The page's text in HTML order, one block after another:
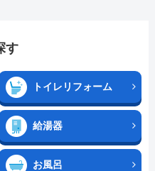
す
トイレリフォーム
給湯器
お風呂